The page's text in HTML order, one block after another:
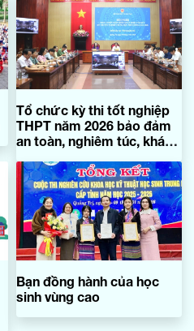
Tổ chức kỳ thi tốt nghiệp
THPT năm 2026 bảo đảm
an toàn, nghiêm túc, khách
Bạn đồng hành của học
sinh vùng cao